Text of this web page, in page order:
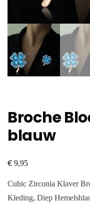
Broche
blauw
€ 9,95
Cubic Zirconia Klaver
Kleding, Diep